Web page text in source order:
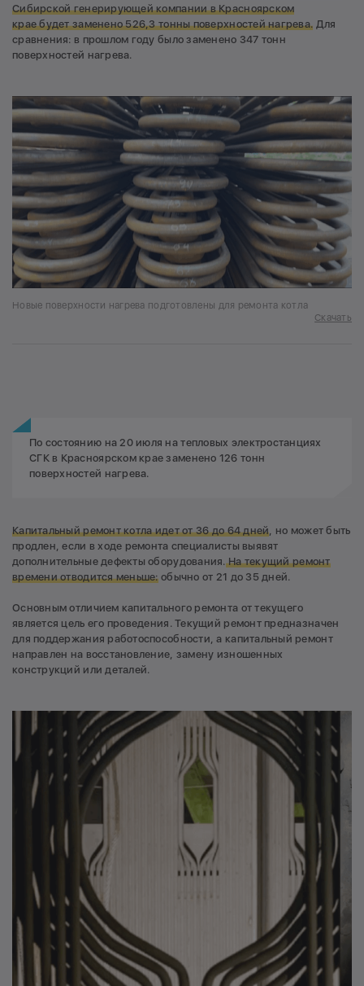
Сибирской генерирующей компании в Красноярском
крае будет заменено 526,3 тонны поверхностей нагрева. Для
сравнения: в прошлом году было заменено 347 тонн
поверхностей нагрева.
Новые поверхности нагрева подготовлены для ремонта котла
Скачать
По состоянию на 20 июля на тепловых электростанциях
СГК в Красноярском крае заменено 126 тонн
поверхностей нагрева.
Капитальный ремонт котлаидет от 36 до 64 дней , но может быть
продлен, если в ходе ремонта специалисты выявят
дополнительные дефекты оборудования. На текущий ремонт
времени отводится меньше:обычно от 21 до 35 дней.
Основным отличием капитального ремонта от текущего
является цель его проведения. Текущий ремонт предназначен
для поддержания работоспособности, а капитальный ремонт
направлен на восстановление, замену изношенных
конструкций или деталей.